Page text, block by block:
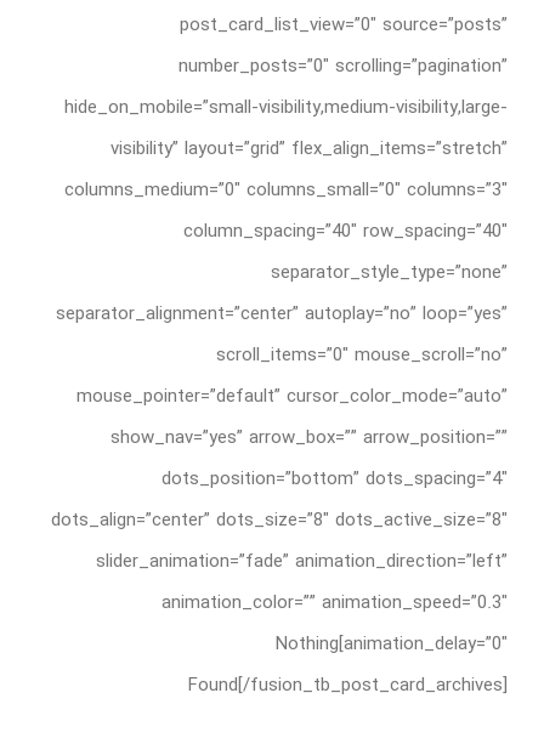
post_card_list_view=”0″ source=”posts”
number_posts=”0″ scrolling=”pagination”
hide_on_mobile=”small-visibility,medium-visibility,large-
visibility” layout=”grid” flex_align_items=”stretch”
columns_medium=”0″ columns_small=”0″ columns=”3″
column_spacing=”40″ row_spacing=”40″
separator_style_type=”none”
separator_alignment=”center” autoplay=”no” loop=”yes”
scroll_items=”0″ mouse_scroll=”no”
mouse_pointer=”default” cursor_color_mode=”auto”
show_nav=”yes” arrow_box=”” arrow_position=””
dots_position=”bottom” dots_spacing=”4″
dots_align=”center” dots_size=”8″ dots_active_size=”8″
slider_animation=”fade” animation_direction=”left”
animation_color=”” animation_speed=”0.3″
animation_delay=”0″]Nothing
Found[/fusion_tb_post_card_archives]